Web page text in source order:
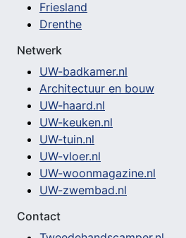
Friesland
Drenthe
Netwerk
UW-badkamer.nl
Architectuur en bouw
UW-haard.nl
UW-keuken.nl
UW-tuin.nl
UW-vloer.nl
UW-woonmagazine.nl
UW-zwembad.nl
Contact